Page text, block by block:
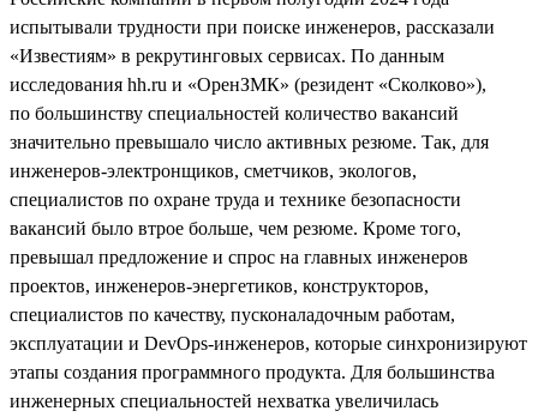
испытывали трудности при поиске инженеров, рассказали
«Известиям» в рекрутинговых сервисах. По данным
исследования hh.ru и «ОренЗМК» (резидент «Сколково»),
по большинству специальностей количество вакансий
значительно превышало число активных резюме. Так, для
инженеров-электронщиков, сметчиков, экологов,
специалистов по охране труда и технике безопасности
вакансий было втрое больше, чем резюме. Кроме того,
превышал предложение и спрос на главных инженеров
проектов, инженеров-энергетиков, конструкторов,
специалистов по качеству, пусконаладочным работам,
эксплуатации и DevOps-инженеров, которые синхронизируют
этапы создания программного продукта. Для большинства
инженерных специальностей нехватка увеличилась